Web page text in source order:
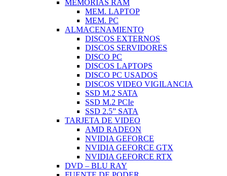
MEMORIAS RAM
MEM. LAPTOP
MEM. PC
ALMACENAMIENTO
DISCOS EXTERNOS
DISCOS SERVIDORES
DISCO PC
DISCOS LAPTOPS
DISCO PC USADOS
DISCOS VIDEO VIGILANCIA
SSD M.2 SATA
SSD M.2 PCIe
SSD 2.5” SATA
TARJETA DE VIDEO
AMD RADEON
NVIDIA GEFORCE
NVIDIA GEFORCE GTX
NVIDIA GEFORCE RTX
DVD – BLU RAY